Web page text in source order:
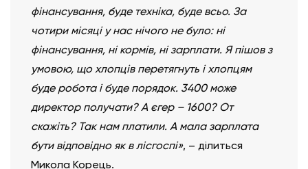
фінансування, буде техніка, буде всьо. За
чотири місяці у нас нічого не було: ні
фінансування, ні кормів, ні зарплати. Я пішов з
умовою, що хлопців перетягнуть і хлопцям
буде робота і буде порядок. 3400 може
директор получати? А єгер – 1600? От
скажіть? Так нам платили. А мала зарплата
бути відповідно як в лісгоспі», – ділиться
Микола Корець.